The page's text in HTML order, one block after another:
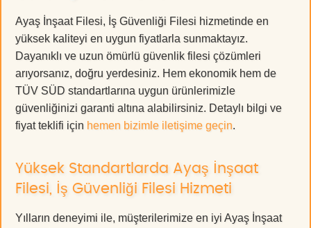
Ayaş İnşaat Filesi, İş Güvenliği Filesi hizmetinde en
yüksek kaliteyi en uygun fiyatlarla sunmaktayız.
Dayanıklı ve uzun ömürlü güvenlik filesi çözümleri
arıyorsanız, doğru yerdesiniz. Hem ekonomik hem de
TÜV SÜD standartlarına uygun ürünlerimizle
güvenliğinizi garanti altına alabilirsiniz. Detaylı bilgi ve
fiyat teklifi için hemen bizimle iletişime geçin.
Yüksek Standartlarda Ayaş İnşaat
Filesi, İş Güvenliği Filesi Hizmeti
Yılların deneyimi ile, müşterilerimize en iyi Ayaş İnşaat